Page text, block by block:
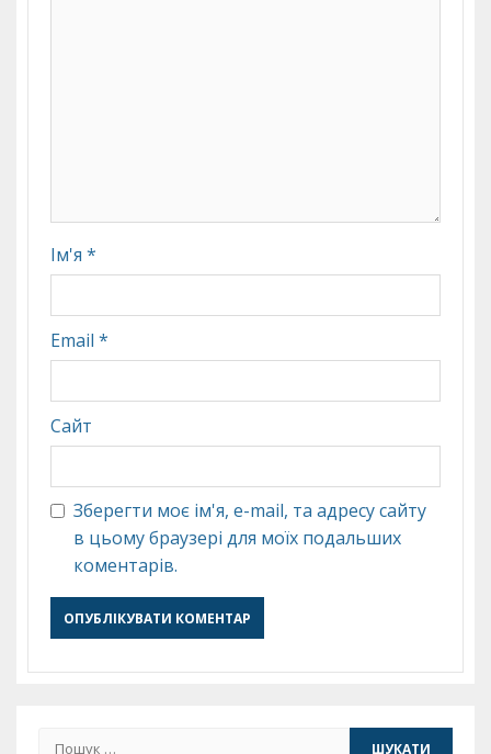
Ім'я *
Email *
Сайт
Зберегти моє ім'я, e-mail, та адресу сайту
в цьому браузері для моїх подальших
коментарів.
Пошук: